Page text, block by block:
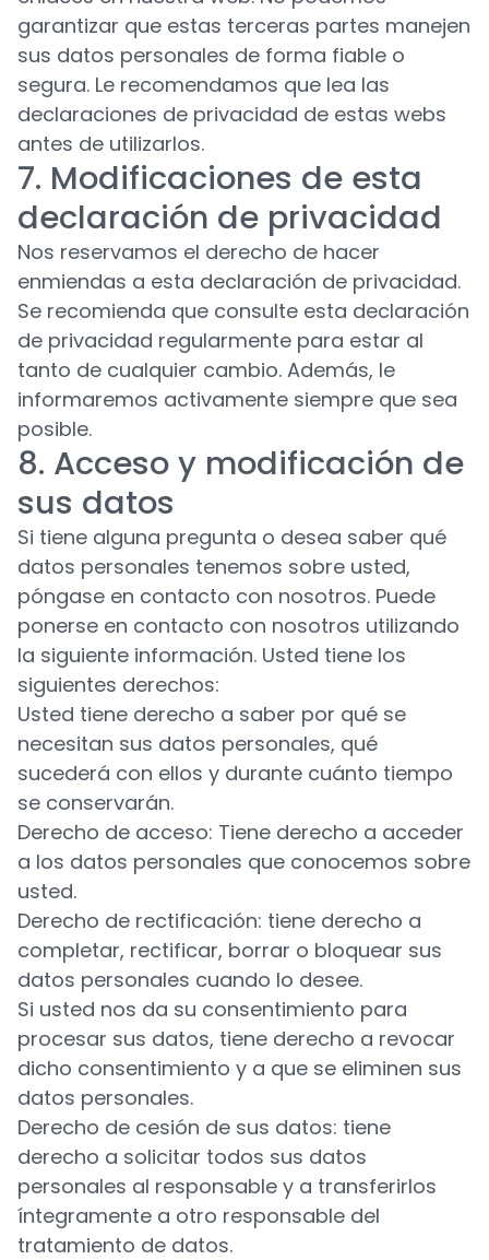
garantizar que estas terceras partes manejen
sus datos personales de forma fiable o
segura. Le recomendamos que lea las
declaraciones de privacidad de estas webs
antes de utilizarlos.
7. Modificaciones de esta
declaración de privacidad
Nos reservamos el derecho de hacer
enmiendas a esta declaración de privacidad.
Se recomienda que consulte esta declaración
de privacidad regularmente para estar al
tanto de cualquier cambio. Además, le
informaremos activamente siempre que sea
posible.
8. Acceso y modificación de
sus datos
Si tiene alguna pregunta o desea saber qué
datos personales tenemos sobre usted,
póngase en contacto con nosotros. Puede
ponerse en contacto con nosotros utilizando
la siguiente información. Usted tiene los
siguientes derechos:
Usted tiene derecho a saber por qué se
necesitan sus datos personales, qué
sucederá con ellos y durante cuánto tiempo
se conservarán.
Derecho de acceso: Tiene derecho a acceder
a los datos personales que conocemos sobre
usted.
Derecho de rectificación: tiene derecho a
completar, rectificar, borrar o bloquear sus
datos personales cuando lo desee.
Si usted nos da su consentimiento para
procesar sus datos, tiene derecho a revocar
dicho consentimiento y a que se eliminen sus
datos personales.
Derecho de cesión de sus datos: tiene
derecho a solicitar todos sus datos
personales al responsable y a transferirlos
íntegramente a otro responsable del
tratamiento de datos.